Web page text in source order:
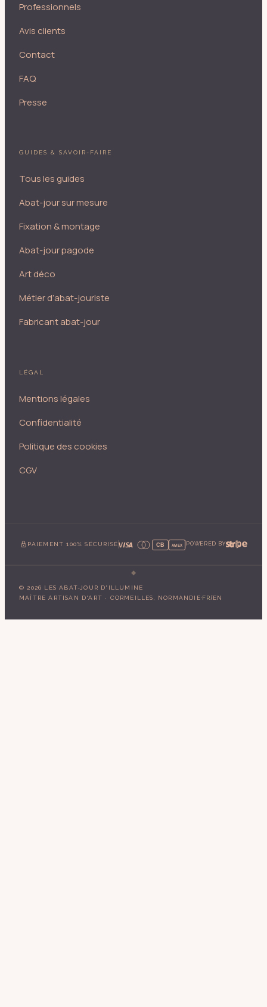
Professionnels
Avis clients
Contact
FAQ
Presse
GUIDES & SAVOIR-FAIRE
Tous les guides
Abat-jour sur mesure
Fixation & montage
Abat-jour pagode
Art déco
Métier d’abat-jouriste
Fabricant abat-jour
LÉGAL
Mentions légales
Confidentialité
Politique des cookies
CGV
PAIEMENT 100% SÉCURISÉ CB AMEX POWERED BY
© 2026 LES ABAT-JOUR D'ILLUMINE
MAÎTRE ARTISAN D'ART · CORMEILLES, NORMANDIE·FR/EN